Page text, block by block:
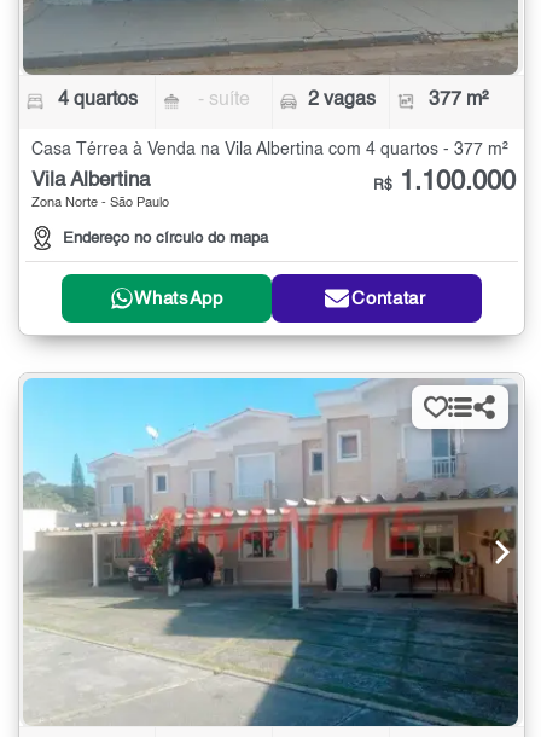
4 quartos - suíte 2 vagas 377 m²
Casa Térrea à Venda na Vila Albertina com 4 quartos - 377 m²
Vila Albertina
Zona Norte - São Paulo
Endereço no círculo do mapa
R$ 1.100.000
WhatsApp Contatar